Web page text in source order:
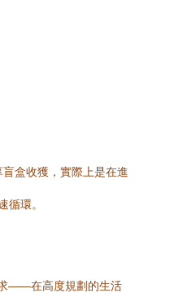
盒收獲，實際上是在進
循環。
求——在高度規劃的生活